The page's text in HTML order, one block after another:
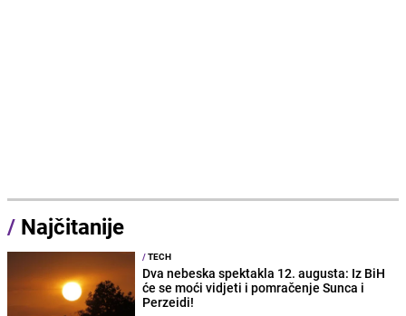
/ Najčitanije
/TECH
Dva nebeska spektakla 12. augusta: Iz BiH
će se moći vidjeti i pomračenje Sunca i
Perzeidi!